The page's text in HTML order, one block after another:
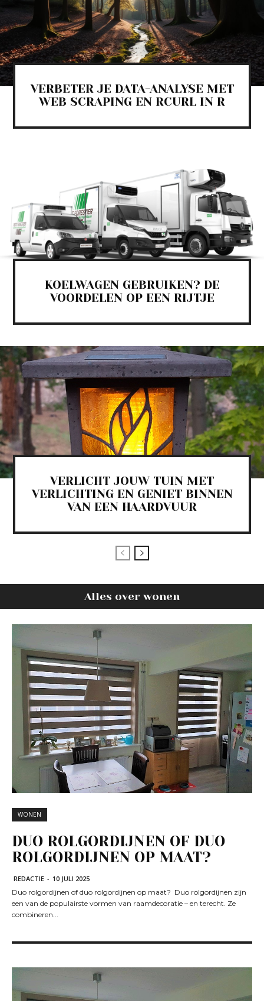
VERBETER JE DATA-ANALYSE MET
WEB SCRAPING EN RCURL IN R
KOELWAGEN GEBRUIKEN? DE
VOORDELEN OP EEN RIJTJE
VERLICHT JOUW TUIN MET
VERLICHTING EN GENIET BINNEN
VAN EEN HAARDVUUR
Alles over wonen
WONEN
DUO ROLGORDIJNEN OF DUO
ROLGORDIJNEN OP MAAT?
REDACTIE - 10 JULI 2025
Duo rolgordijnen of duo rolgordijnen op maat? Duo rolgordijnen zijn
een van de populairste vormen van raamdecoratie – en terecht. Ze
combineren...